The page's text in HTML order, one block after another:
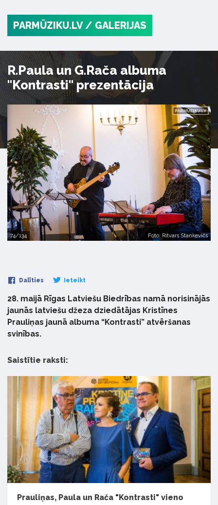
PARMŪZIKU.LV / GALERIJAS
R.Paula un G.Rača albuma
"Kontrasti" prezentācija
74/134 Foto: Ritvars Stankevičs
Dalīties Ieteikt
28. maijā Rīgas Latviešu Biedrības namā norisinājās
jaunās latviešu džeza dziedātājas Kristīnes
Prauliņas jaunā albuma “Kontrasti” atvēršanas
svinības.
Saistītie raksti:
Prauliņas, Paula un Rača "Kontrasti" vieno